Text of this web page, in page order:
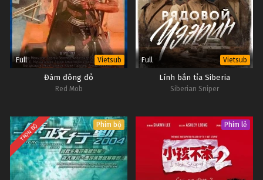
Full Vietsub
Đám đông đỏ
Red Mob
Full Vietsub
Lính bắn tỉa Siberia
Siberian Sniper
TRỌN BỘ Phim bộ Phim lẻ